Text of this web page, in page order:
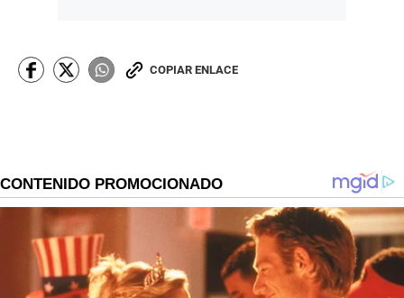
COPIAR ENLACE